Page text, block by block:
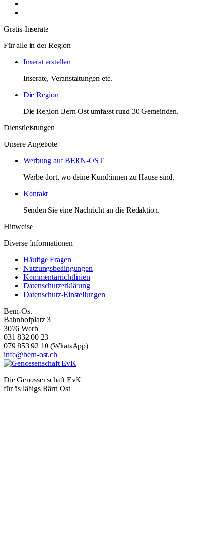
Gratis-Inserate
Für alle in der Region
Inserat erstellen
Inserate, Veranstaltungen etc.
Die Region
Die Region Bern-Ost umfasst rund 30 Gemeinden.
Dienstleistungen
Unsere Angebote
Werbung auf BERN-OST
Werbe dort, wo deine Kund:innen zu Hause sind.
Kontakt
Senden Sie eine Nachricht an die Redaktion.
Hinweise
Diverse Informationen
Häufige Fragen
Nutzungsbedingungen
Kommentarrichtlinien
Datenschutzerklärung
Datenschutz-Einstellungen
Bern-Ost
Bahnhofplatz 3
3076 Worb
031 832 00 23
079 853 92 10 (WhatsApp)
info@bern-ost.ch
Die Genossenschaft EvK
für äs läbigs Bärn Ost